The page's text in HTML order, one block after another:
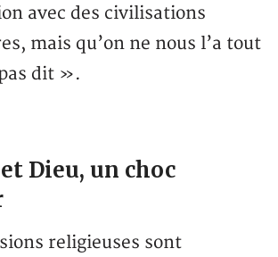
avec des civilisations
mais qu’on ne nous l’a tout
dit ».
Dieu, un choc
religieuses sont